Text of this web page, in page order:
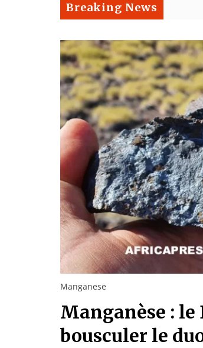
Breaking News
Manganese
Manganèse :
bousculer le